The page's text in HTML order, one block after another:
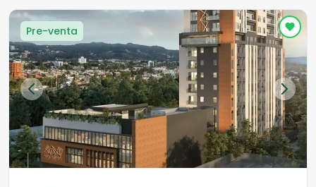
Pre-venta